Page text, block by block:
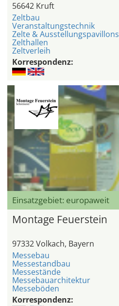
56642 Kruft
Zeltbau
Veranstaltungstechnik
Zelte & Ausstellungspavillons
Zelthallen
Zeltverleih
Korrespondenz:
Einsatzgebiet: europaweit
Montage Feuerstein
97332 Volkach, Bayern
Messebau
Messestandbau
Messestände
Messebauarchitektur
Messeböden
Korrespondenz: